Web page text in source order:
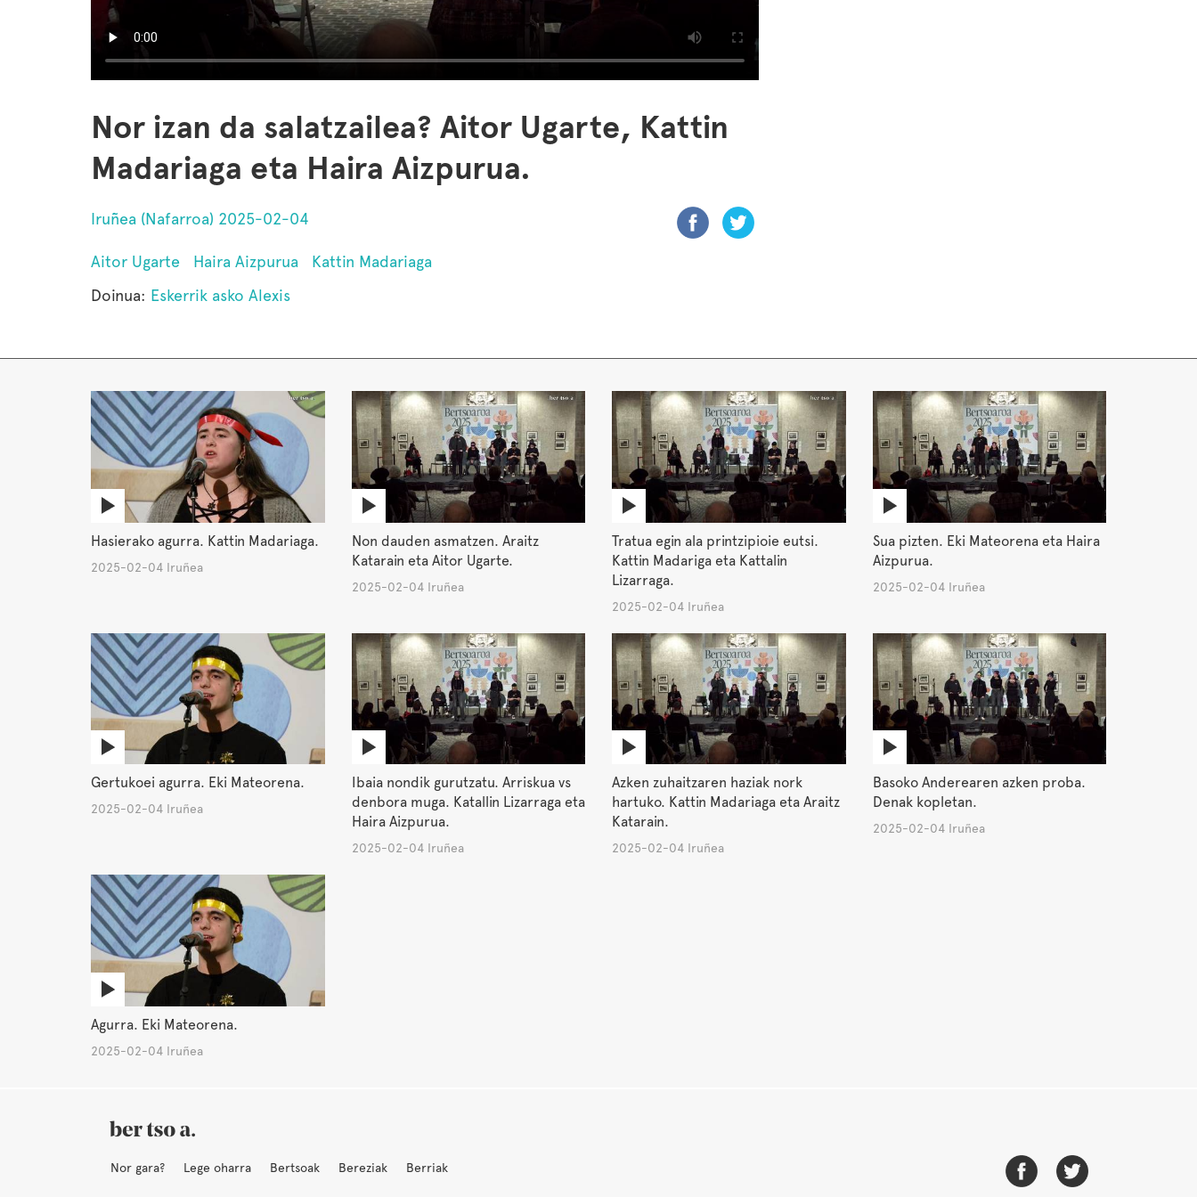
Nor izan da salatzailea? Aitor Ugarte, Kattin
Madariaga eta Haira Aizpurua.
Iruñea (Nafarroa) 2025-02-04
Aitor Ugarte Haira Aizpurua
Kattin Madariaga
Doinua: Eskerrik asko Alexis
Hasierako agurra. Kattin Madariaga.
2025-02-04 Iruñea
Non dauden asmatzen. Araitz
Katarain eta Aitor Ugarte.
2025-02-04 Iruñea
Tratua egin ala printzipioie eutsi.
Kattin Madariga eta Kattalin
Lizarraga.
2025-02-04 Iruñea
Sua pizten. Eki Mateorena eta Haira
Aizpurua.
2025-02-04 Iruñea
Gertukoei agurra. Eki Mateorena.
2025-02-04 Iruñea
Ibaia nondik gurutzatu. Arriskua vs
denbora muga. Katallin Lizarraga eta
Haira Aizpurua.
2025-02-04 Iruñea
Azken zuhaitzaren haziak nork
hartuko. Kattin Madariaga eta Araitz
Katarain.
2025-02-04 Iruñea
Basoko Anderearen azken proba.
Denak kopletan.
2025-02-04 Iruñea
Agurra. Eki Mateorena.
2025-02-04 Iruñea
Nor gara? Lege oharra Bertsoak Bereziak Berriak